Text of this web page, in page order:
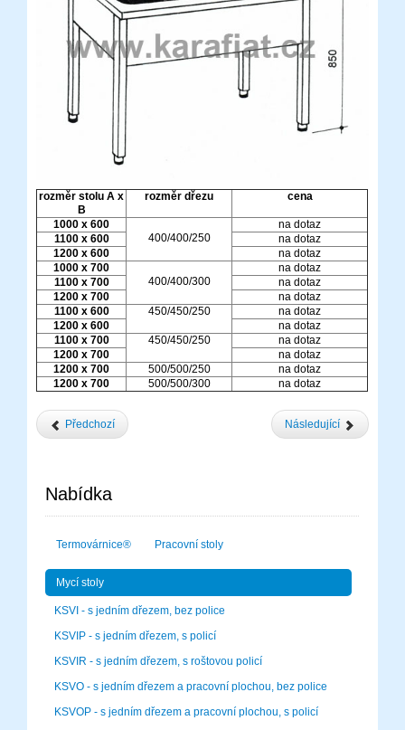
rozměr stolu A x
B
rozměr dřezu cena
1000 x 600
400/400/250
na dotaz
1100 x 600
na dotaz
1200 x 600
na dotaz
1000 x 700
400/400/300
na dotaz
1100 x 700
na dotaz
1200 x 700
na dotaz
1100 x 600
450/450/250
na dotaz
1200 x 600
na dotaz
1100 x 700
450/450/250
na dotaz
1200 x 700
na dotaz
1200 x 700
500/500/250
na dotaz
1200 x 700
500/500/300 na dotaz
Předchozí Následující
Nabídka
Termovárnice® Pracovní stoly
Mycí stoly
KSVI - s jedním dřezem, bez police
KSVIP - s jedním dřezem, s policí
KSVIR - s jedním dřezem, s roštovou policí
KSVO - s jedním dřezem a pracovní plochou, bez police
KSVOP - s jedním dřezem a pracovní plochou, s policí